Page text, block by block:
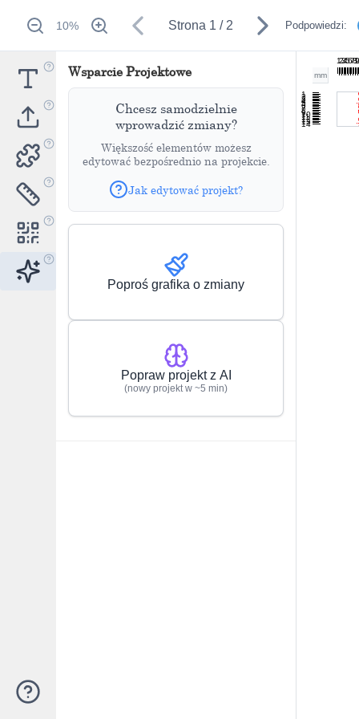
10% Strona 1 / 2 Podpowiedzi:
Wsparcie Projektowe
Chcesz samodzielnie
wprowadzić zmiany?
Większość elementów możesz
edytować bezpośrednio na projekcie.
Jak edytować projekt?
Poproś grafika o zmiany
Popraw projekt z AI
(nowy projekt w ~5 min)
123456789
1
2
3
4
5
6
7
8
9
10
11
12
13
14
mm